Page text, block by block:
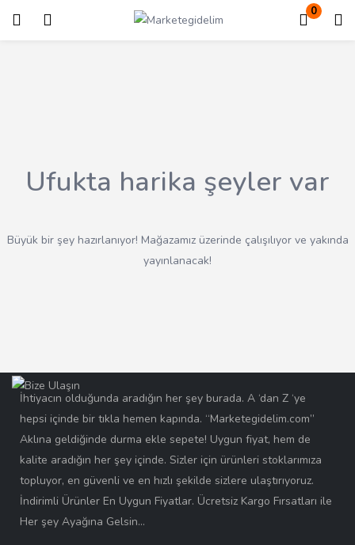
0
Giriş Kayıt ol
Ufukta harika şeyler var
Büyük bir şey hazırlanıyor! Mağazamız üzerinde çalışılıyor ve yakında
yayınlanacak!
İhtiyacın olduğunda aradığın her şey burada. A ‘dan Z ‘ye
hepsi içinde bir tıkla hemen kapında. “Marketegidelim.com”
Aklına geldiğinde durma ekle sepete! Uygun fiyat, hem de
kalite aradığın her şey içinde. Sizler için ürünleri stoklarımıza
topluyor, en güvenli ve en hızlı şekilde sizlere ulaştırıyoruz.
İndirimli Ürünler En Uygun Fiyatlar. Ücretsiz Kargo Fırsatları ile
Her şey Ayağına Gelsin…